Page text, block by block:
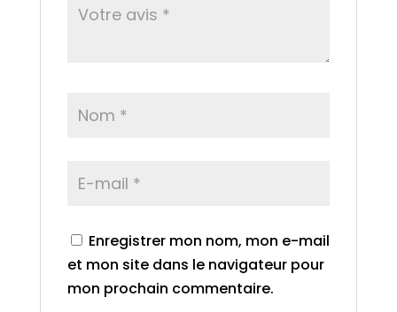
Enregistrer mon nom, mon e-mail
et mon site dans le navigateur pour
mon prochain commentaire.